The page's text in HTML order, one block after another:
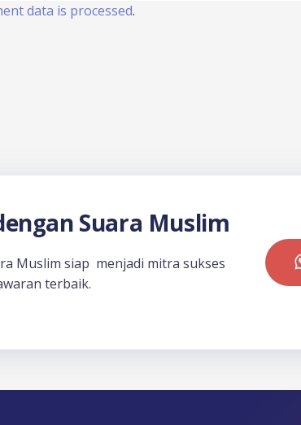
data is processed.
Suara Muslim
Muslim siap menjadi mitra sukses
terbaik.